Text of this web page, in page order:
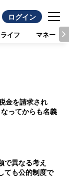
ログイン
ライフ マネー
金を請求され
ってからも名義
で異なる考え
ても公的制度で